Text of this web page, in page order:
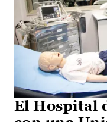
El Hospital